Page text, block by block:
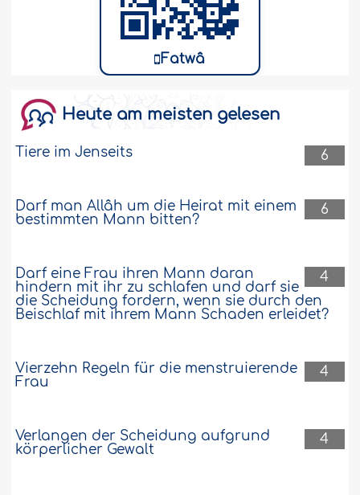
Fatwâ
Heute am meisten gelesen
6
Tiere im Jenseits
6
Darf man Allâh um die Heirat mit einem
bestimmten Mann bitten?
4
Darf eine Frau ihren Mann daran
hindern mit ihr zu schlafen und darf sie
die Scheidung fordern, wenn sie durch den
Beischlaf mit ihrem Mann Schaden erleidet?
4
Vierzehn Regeln für die menstruierende
Frau
4
Verlangen der Scheidung aufgrund
körperlicher Gewalt